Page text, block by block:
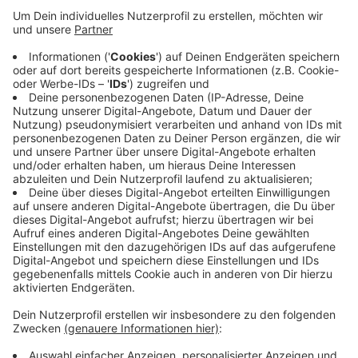
wenigen Wochen war die Haltestelle in der Ortsmitte
aufgestellt worden. Jetzt haben die noch
unbekannten Täter die Metallschilder verbogen, mit
denen potenzielle Mitfahrer ihr Fahrtziel anzeigen
können. Der Sachschaden ist zwar überschaubar,
trotzdem ist der Dorfverein Aue-Wingeshausen
verärgert. So wird „das ehrenamtliche Engagement mit
Füßen getreten“, sagt der Vorsitzende Helmut Keßler.
Es ist bereits die zweite Beschädigung von Eigentum
des Vereins. Der Dorfverein Aue-Wingeshausen hat
Anzeige erstattet. Die Polizei sucht nach Zeugen.
Anzeige